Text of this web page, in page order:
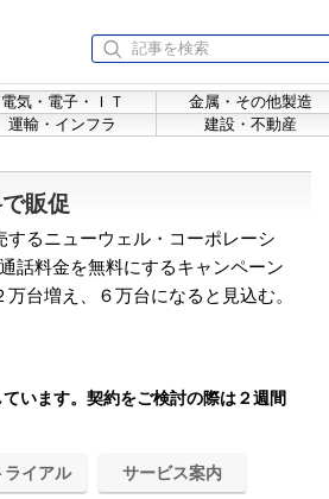
電気・電子・ＩＴ 金属・その他製造
運輸・インフラ 建設・不動産
販促
るニューウェル・コーポレーシ
話料金を無料にするキャンペーン
台増え、６万台になると見込む。
います。契約をご検討の際は２週間
ライアル サービス案内